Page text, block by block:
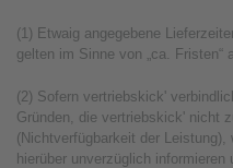
(1) Etwaig angegebene
gelten im Sinne von „ca. Fristen“
(2) Sofern vertriebskick'
Gründen, die vertriebskick' nicht
(Nichtverfügbarkeit der
hierüber unverzüglich